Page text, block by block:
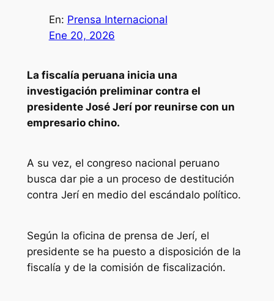
En: Prensa Internacional
Ene 20, 2026
La fiscalía peruana inicia una
investigación preliminar contra el
presidente José Jerí por reunirse con un
empresario chino.
A su vez, el congreso nacional peruano
busca dar pie a un proceso de destitución
contra Jerí en medio del escándalo político.
Según la oficina de prensa de Jerí, el
presidente se ha puesto a disposición de la
fiscalía y de la comisión de fiscalización.